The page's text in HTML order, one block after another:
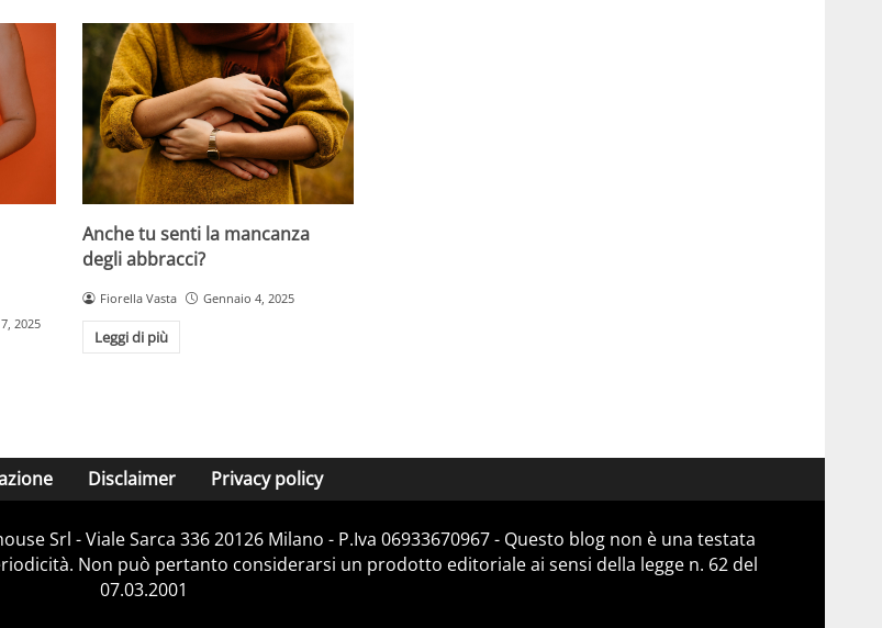
2025
Anche tu senti la mancanza
degli abbracci?
Fiorella Vasta Gennaio 4, 2025
Leggi di più
Disclaimer Privacy policy
Srl - Viale Sarca 336 20126 Milano - P.Iva 06933670967 - Questo blog non è una testata
Non può pertanto considerarsi un prodotto editoriale ai sensi della legge n. 62 del
07.03.2001